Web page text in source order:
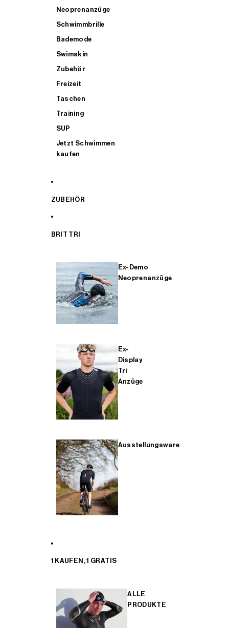
Neoprenanzüge
Schwimmbrille
Bademode
Swimskin
Zubehör
Freizeit
Taschen
Training
SUP
Jetzt Schwimmen
kaufen
ZUBEHÖR
BRIT TRI
Ex-Demo
Neoprenanzüge
Ex-
Display
Tri
Anzüge
Ausstellungsware
1 KAUFEN, 1 GRATIS
ALLE
PRODUKTE